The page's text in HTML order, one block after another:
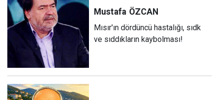
Mustafa ÖZCAN
Mısır'ın dördüncü hastalığı, sıdk
ve sıddıkların kaybolması!